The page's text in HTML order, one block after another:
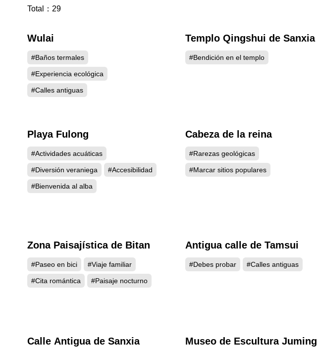
Total： 29
Wulai
#Baños termales
#Experiencia ecológica
#Calles antiguas
7012
Templo Qingshui de Sanxia
#Bendición en el templo
Playa Fulong
#Actividades acuáticas
#Diversión veraniega #Accesibilidad
#Bienvenida al alba
Cabeza de la reina
#Rarezas geológicas
#Marcar sitios populares
4952
Zona Paisajística de Bitan
#Paseo en bici #Viaje familiar
#Cita romántica #Paisaje nocturno
4923
Antigua calle de Tamsui
#Debes probar #Calles antiguas
4564
Calle Antigua de Sanxia 4447
Museo de Escultura Juming